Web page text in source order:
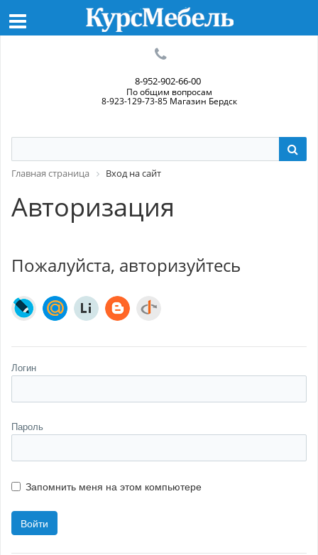
8-952-902-66-00
По общим вопросам
8-923-129-73-85 Магазин Бердск
Главная страница Вход на сайт
Авторизация
Пожалуйста, авторизуйтесь
Логин
Пароль
Запомнить меня на этом компьютере